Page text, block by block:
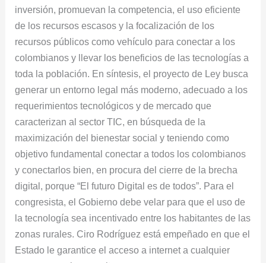
inversión, promuevan la competencia, el uso eficiente
de los recursos escasos y la focalización de los
recursos públicos como vehículo para conectar a los
colombianos y llevar los beneficios de las tecnologías a
toda la población. En síntesis, el proyecto de Ley busca
generar un entorno legal más moderno, adecuado a los
requerimientos tecnológicos y de mercado que
caracterizan al sector TIC, en búsqueda de la
maximización del bienestar social y teniendo como
objetivo fundamental conectar a todos los colombianos
y conectarlos bien, en procura del cierre de la brecha
digital, porque “El futuro Digital es de todos”. Para el
congresista, el Gobierno debe velar para que el uso de
la tecnología sea incentivado entre los habitantes de las
zonas rurales. Ciro Rodríguez está empeñado en que el
Estado le garantice el acceso a internet a cualquier